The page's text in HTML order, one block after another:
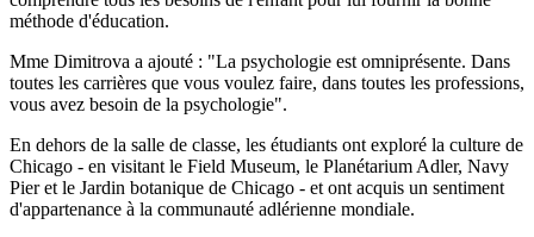
méthode d'éducation.
Mme Dimitrova a ajouté : "La psychologie est omniprésente. Dans
toutes les carrières que vous voulez faire, dans toutes les professions,
vous avez besoin de la psychologie".
En dehors de la salle de classe, les étudiants ont exploré la culture de
Chicago - en visitant le Field Museum, le Planétarium Adler, Navy
Pier et le Jardin botanique de Chicago - et ont acquis un sentiment
d'appartenance à la communauté adlérienne mondiale.